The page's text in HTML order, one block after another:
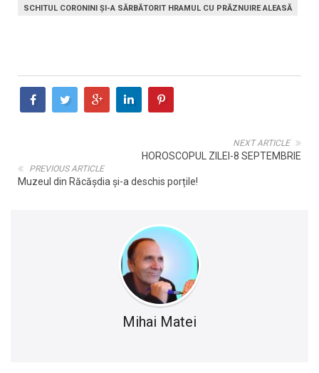
SCHITUL CORONINI ȘI-A SĂRBĂTORIT HRAMUL CU PRĂZNUIRE ALEASĂ
NEXT ARTICLE
HOROSCOPUL ZILEI-8 SEPTEMBRIE
PREVIOUS ARTICLE
Muzeul din Răcășdia și-a deschis porțile!
Mihai Matei